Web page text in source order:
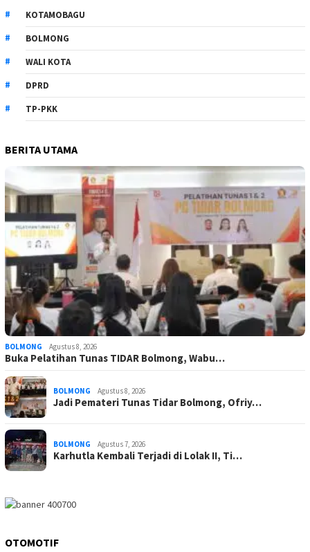
KOTAMOBAGU
BOLMONG
WALI KOTA
DPRD
TP-PKK
BERITA UTAMA
BOLMONG Agustus 8, 2026
Buka Pelatihan Tunas TIDAR Bolmong, Wabu…
BOLMONG Agustus 8, 2026
Jadi Pemateri Tunas Tidar Bolmong, Ofriy…
BOLMONG Agustus 7, 2026
Karhutla Kembali Terjadi di Lolak II, Ti…
OTOMOTIF